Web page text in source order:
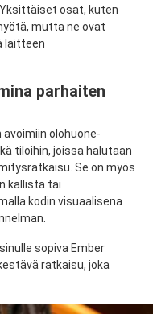
osat, kuten
mutta ne ovat
laitteen
parhaiten
avoimiin olohuone-
tiloihin, joissa halutaan
Se on myös
kallista tai
kodin visuaalisena
sopiva Ember
ratkaisu, joka